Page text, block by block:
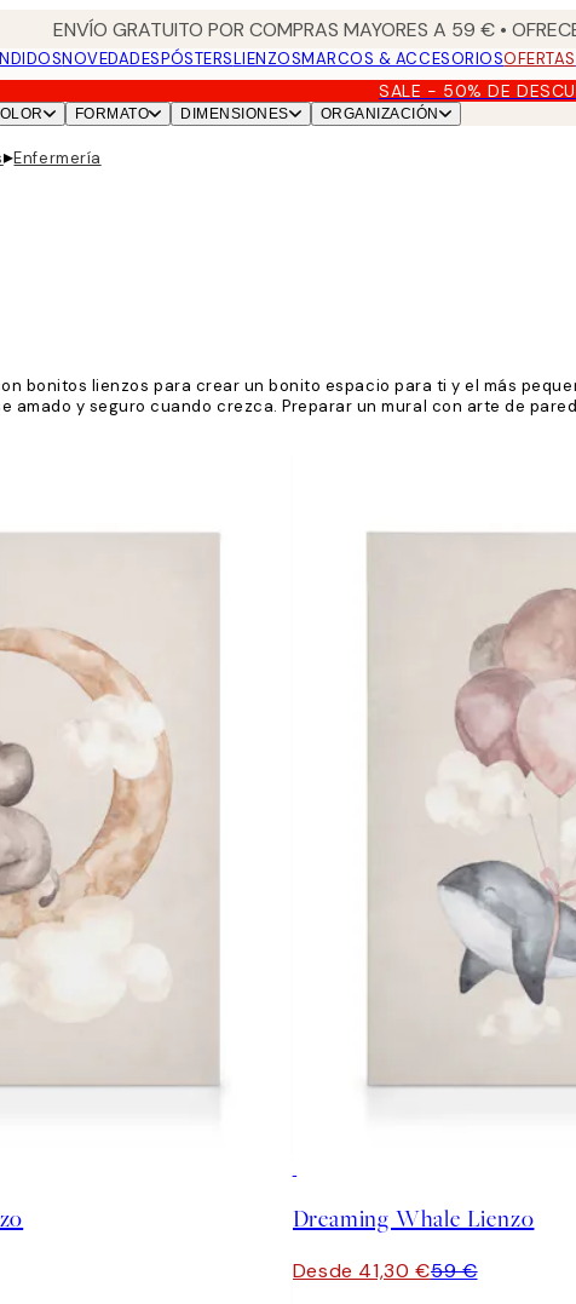
ENVÍO GRATUITO POR COMPRAS MAYORES A 59 € •
NOVEDADESPÓSTERSLIENZOSMARCOS & ACCESORIOSOFERTAS
SALE - 50% DE
FORMATO DIMENSIONES ORGANIZACIÓN
▸Enfermería
bonitos lienzos para crear un bonito espacio para ti y el más
amado y seguro cuando crezca. Preparar un mural con arte de
Dreaming Whale Lienzo
Desde 41,30 €59 €